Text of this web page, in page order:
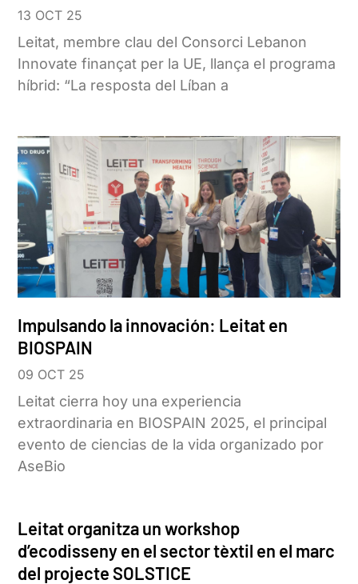
13 OCT 25
Leitat, membre clau del Consorci Lebanon
Innovate finançat per la UE, llança el programa
híbrid: “La resposta del Líban a
Impulsando la innovación: Leitat en
BIOSPAIN
09 OCT 25
Leitat cierra hoy una experiencia
extraordinaria en BIOSPAIN 2025, el principal
evento de ciencias de la vida organizado por
AseBio
Leitat organitza un workshop
d’ecodisseny en el sector tèxtil en el marc
del projecte SOLSTICE